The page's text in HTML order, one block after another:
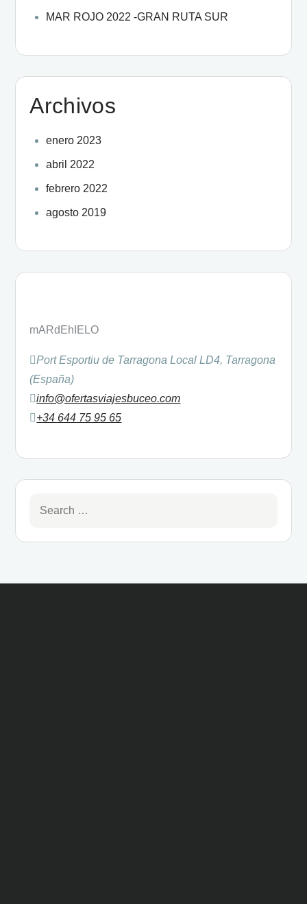
MAR ROJO 2022 -GRAN RUTA SUR
Archivos
enero 2023
abril 2022
febrero 2022
agosto 2019
mARdEhIELO
Port Esportiu de Tarragona Local LD4, Tarragona
(España)
info@ofertasviajesbuceo.com
+34 644 75 95 65